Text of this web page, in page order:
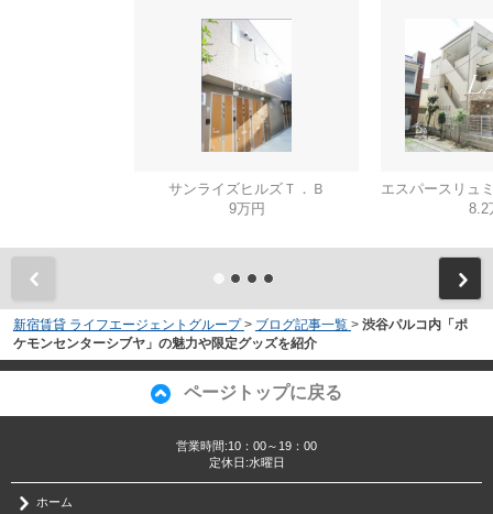
サンライズヒルズＴ．Ｂ
9万円
8.2
新宿賃貸 ライフエージェントグループ > ブログ記事一覧 > 渋谷パルコ内「ポ
ケモンセンターシブヤ」の魅力や限定グッズを紹介
ページトップに戻る
営業時間:10：00～19：00
定休日:水曜日
ホーム